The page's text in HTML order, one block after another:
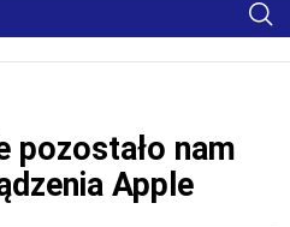
pozostało nam
Apple